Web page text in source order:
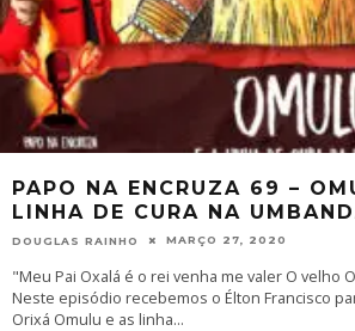
PAPO NA ENCRUZA 69 –
LINHA DE CURA NA
DOUGLAS RAINHO MARÇO 27, 2020
"Meu Pai Oxalá é o rei venha me valer O velho
Neste episódio recebemos o Élton Francisco
Orixá Omulu e as linha...